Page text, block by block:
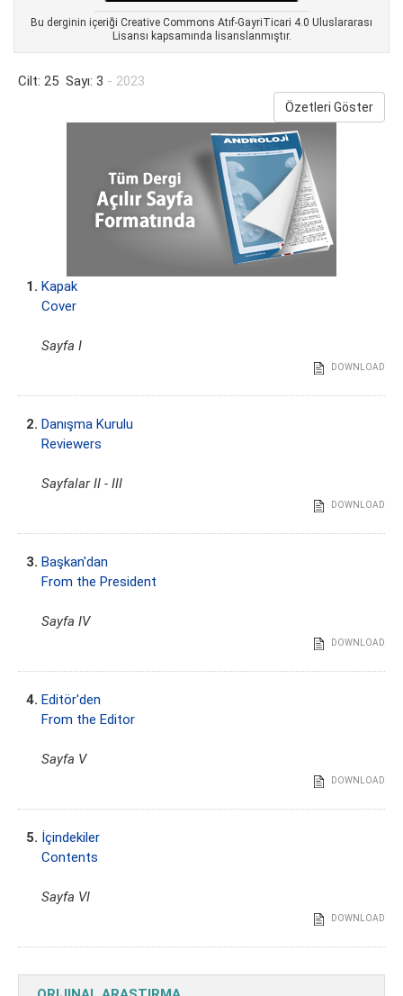
Bu derginin içeriği Creative Commons Atıf-GayriTicari 4.0 Uluslararası
Lisansı kapsamında lisanslanmıştır.
Cilt: 25 Sayı: 3 - 2023
Özetleri Göster
1. Kapak
Cover
Sayfa I
DOWNLOAD
2. Danışma Kurulu
Reviewers
Sayfalar II - III
DOWNLOAD
3. Başkan'dan
From the President
Sayfa IV
DOWNLOAD
4. Editör'den
From the Editor
Sayfa V
DOWNLOAD
5. İçindekiler
Contents
Sayfa VI
DOWNLOAD